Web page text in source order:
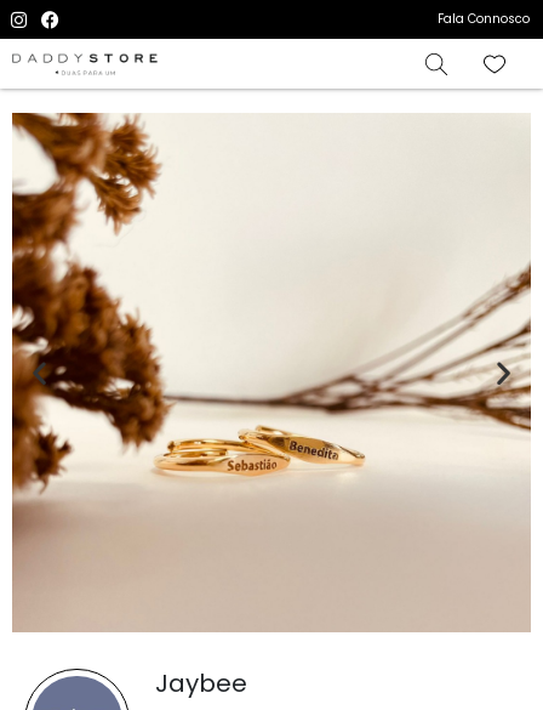
Fala Connosco
Jaybee